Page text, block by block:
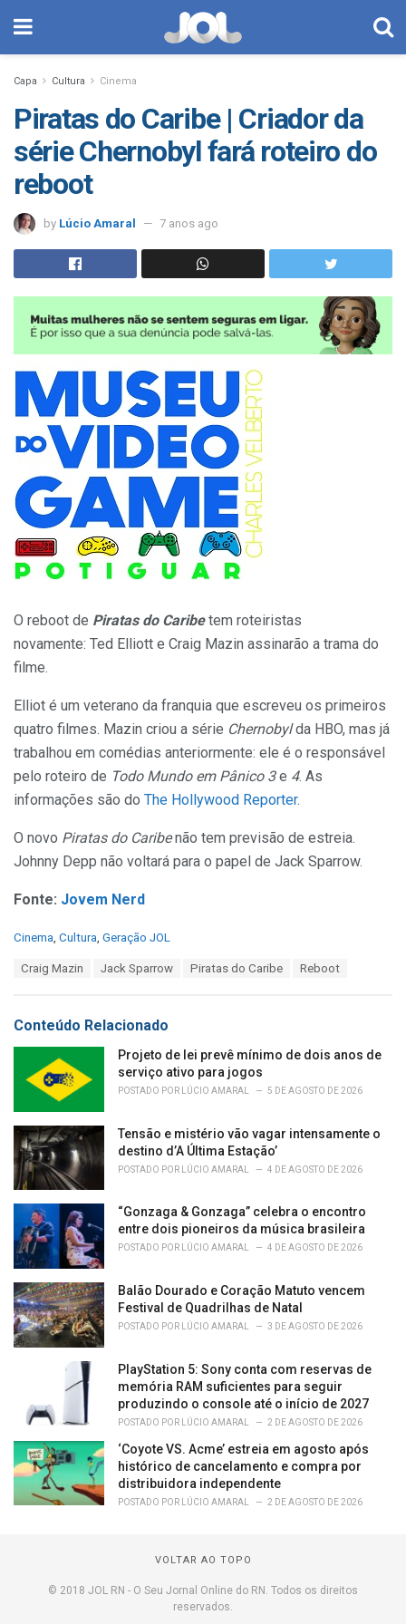
Capa Cultura Cinema
Piratas do Caribe | Criador da
série Chernobyl fará roteiro do
reboot
by Lúcio Amaral 7 anos ago
O reboot de Piratas do Caribetem roteiristas
novamente: Ted Elliott e Craig Mazin assinarão a trama do
filme.
Elliot é um veterano da franquia que escreveu os primeiros
quatro filmes. Mazin criou a série Chernobylda HBO, mas já
trabalhou em comédias anteriormente: ele é o responsável
pelo roteiro de Todo Mundo em Pânico 3e 4. As
informações são do The Hollywood Reporter.
O novo Piratas do Caribenão tem previsão de estreia.
Johnny Depp não voltará para o papel de Jack Sparrow.
Fonte: Jovem Nerd
C
o
r
i
Cinema, Cultura, Geração JOL
:
Craig Mazin Jack Sparrow Piratas do Caribe Reboot
Conteúdo Relacionado
Projeto de lei prevê mínimo de dois anos de
serviço ativo para jogos
POSTADO POR LÚCIO AMARAL 5 DE AGOSTO DE 2026
Tensão e mistério vão vagar intensamente o
destino d’A Última Estação’
POSTADO POR LÚCIO AMARAL 4 DE AGOSTO DE 2026
“Gonzaga & Gonzaga” celebra o encontro
entre dois pioneiros da música brasileira
POSTADO POR LÚCIO AMARAL 4 DE AGOSTO DE 2026
Balão Dourado e Coração Matuto vencem
Festival de Quadrilhas de Natal
POSTADO POR LÚCIO AMARAL 3 DE AGOSTO DE 2026
PlayStation 5: Sony conta com reservas de
memória RAM suficientes para seguir
produzindo o console até o início de 2027
POSTADO POR LÚCIO AMARAL 2 DE AGOSTO DE 2026
‘Coyote VS. Acme’ estreia em agosto após
histórico de cancelamento e compra por
distribuidora independente
POSTADO POR LÚCIO AMARAL 2 DE AGOSTO DE 2026
VOLTAR AO TOPO
© 2018 JOL RN - O Seu Jornal Online do RN. Todos os direitos
reservados.